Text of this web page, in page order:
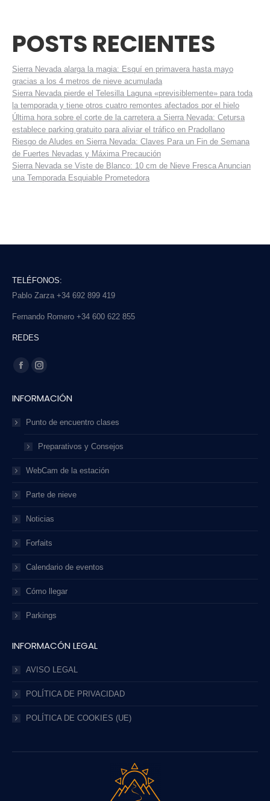
POSTS RECIENTES
Sierra Nevada alarga la magia: Esquí en primavera hasta mayo
gracias a los 4 metros de nieve acumulada
Sierra Nevada pierde el Telesilla Laguna «previsiblemente» para toda
la temporada y tiene otros cuatro remontes afectados por el hielo
Última hora sobre el corte de la carretera a Sierra Nevada: Cetursa
establece parking gratuito para aliviar el tráfico en Pradollano
Riesgo de Aludes en Sierra Nevada: Claves Para un Fin de Semana
de Fuertes Nevadas y Máxima Precaución
Sierra Nevada se Viste de Blanco: 10 cm de Nieve Fresca Anuncian
una Temporada Esquiable Prometedora
TELÉFONOS:
Pablo Zarza +34 692 899 419
Fernando Romero +34 600 622 855
REDES
Find us on:
Facebook
opens
in
window
Instagram
opens
in
window
INFORMACIÓN
Punto de encuentro clases
Preparativos y Consejos
WebCam de la estación
Parte de nieve
Noticias
Forfaits
Calendario de eventos
Cómo llegar
Parkings
INFORMACÓN LEGAL
AVISO LEGAL
POLÍTICA DE PRIVACIDAD
POLÍTICA DE COOKIES (UE)